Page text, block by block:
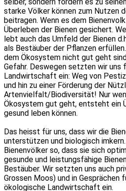
starke Völker können zum Nutzen
beitragen. Wenn es dem
Überleben der Bienen gesichert.
lebt auch das Umfeld der Bienen
als Bestäuber der Pflanzen
dem Ökosystem nicht gut geht
Gefahr. Deswegen setzten wir uns
Landwirtschaft ein: Weg von
und hin zu einer Förderung der
Artenvielfalt/Biodiversität! Nur
Ökosystem gut geht, entsteht ein
gesund leben können.
Das heisst für uns, dass wir die
unterstützen und biologisch
Bienenvölker so, dass sie sich
gesunde und leistungsfähige
Bestäuber. Wir setzten uns auch
Grossen Moos) und in Gesprächen
ökologische Landwirtschaft ein.